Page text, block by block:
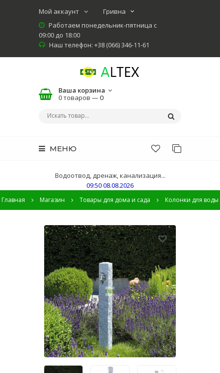
Мой аккаунт
Работаем понедельник-пятница с
09:00 до 18:00
Наш телефон: +38 (066) 346-11-61
Ваша корзина
0 товаров —0
МЕНЮ
Водоотвод, дренаж, канализация...
09:50 08.08.2026
Главная Магазин Товары для дома и сада Колонки для воды